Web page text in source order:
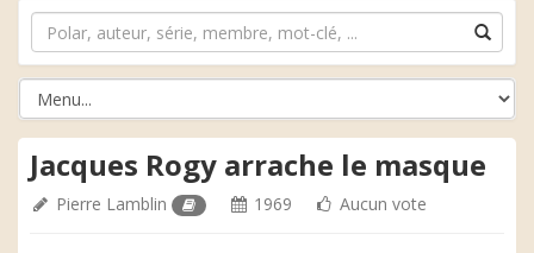
Jacques Rogy arrache le masque
Pierre Lamblin 1969 Aucun vote